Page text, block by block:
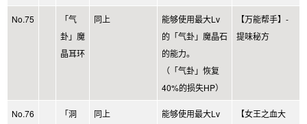
No.75
「气
卦」魔
晶耳环
同上
能够使用最大Lv
的「气卦」魔晶石
的能力。
（「气卦」恢复
40%的损失HP）
【万能帮手】-
提味秘方
No.76
「洞
同上
能够使用最大Lv
【女王之血大